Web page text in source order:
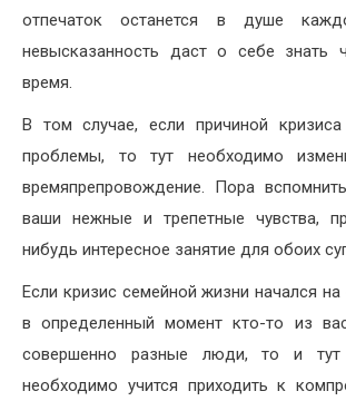
отпечаток останется в душе
невысказанность даст о себе знать
время.
В том случае, если причиной
проблемы, то тут необходимо
времяпрепровождение. Пора
ваши нежные и трепетные чувства,
нибудь интересное занятие для обоих
Если кризис семейной жизни начался на
в определенный момент кто-то из
совершенно разные люди, то и
необходимо учится приходить к